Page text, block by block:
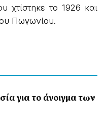
χτίστηκε το 1926 και
Πωγωνίου.
για το άνοιγμα των